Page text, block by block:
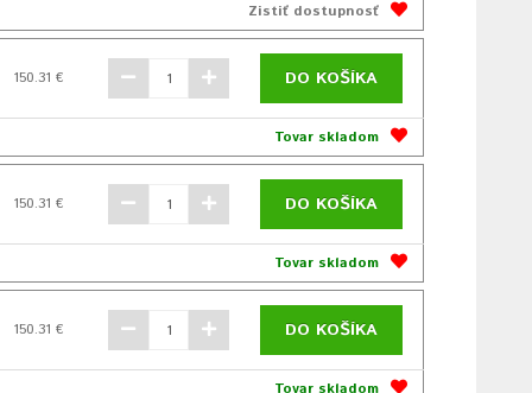
Zistiť dostupnosť
150.31 € DO KOŠÍKA
Tovar skladom
150.31 € DO KOŠÍKA
Tovar skladom
150.31 € DO KOŠÍKA
Tovar skladom